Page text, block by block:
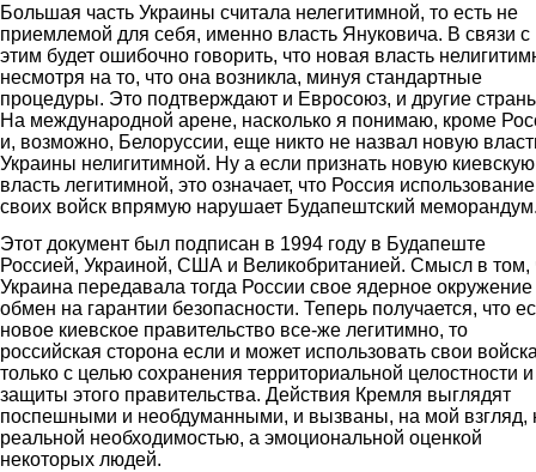
Большая часть Украины считала нелегитимной, то есть не
приемлемой для себя, именно власть Януковича. В связи с
этим будет ошибочно говорить, что новая власть
несмотря на то, что она возникла, минуя стандартные
процедуры. Это подтверждают и Евросоюз, и другие
На международной арене, насколько я понимаю, кроме
и, возможно, Белоруссии, еще никто не назвал новую
Украины нелигитимной. Ну а если признать новую киевскую
власть легитимной, это означает, что Россия
своих войск впрямую нарушает Будапештский
Этот документ был подписан в 1994 году в Будапеште
Россией, Украиной, США и Великобританией. Смысл в том,
Украина передавала тогда России свое ядерное окружение
обмен на гарантии безопасности. Теперь получается, что
новое киевское правительство все-же легитимно, то
российская сторона если и может использовать свои
только с целью сохранения территориальной целостности и
защиты этого правительства. Действия Кремля выглядят
поспешными и необдуманными, и вызваны, на мой взгляд,
реальной необходимостью, а эмоциональной оценкой
некоторых людей.